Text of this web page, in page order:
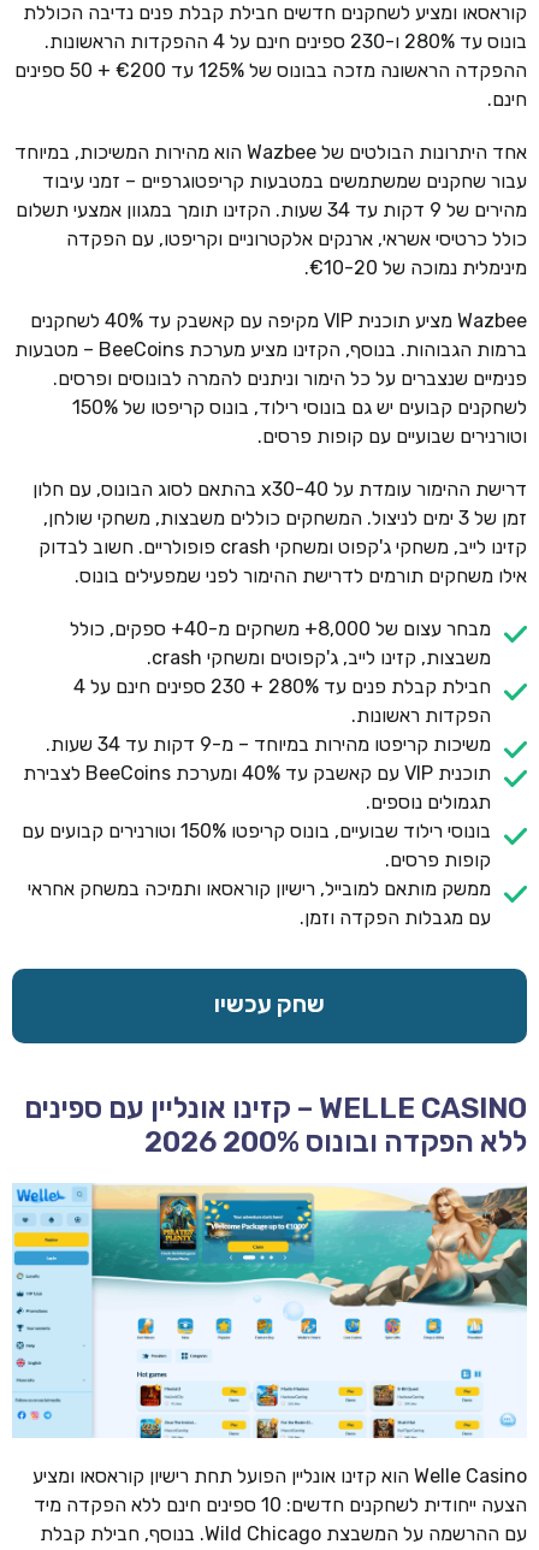
קוראסאו ומציע לשחקנים חדשים חבילת קבלת פנים נדיבה הכוללת
בונוס עד 280% ו-230 ספינים חינם על 4 ההפקדות הראשונות.
ההפקדה הראשונה מזכה בבונוס של 125% עד €200 + 50 ספינים
חינם.
אחד היתרונות הבולטים של Wazbee הוא מהירות המשיכות, במיוחד
עבור שחקנים שמשתמשים במטבעות קריפטוגרפיים – זמני עיבוד
מהירים של 9 דקות עד 34 שעות. הקזינו תומך במגוון אמצעי תשלום
כולל כרטיסי אשראי, ארנקים אלקטרוניים וקריפטו, עם הפקדה
מינימלית נמוכה של €10-20.
Wazbee מציע תוכנית VIP מקיפה עם קאשבק עד 40% לשחקנים
ברמות הגבוהות. בנוסף, הקזינו מציע מערכת BeeCoins – מטבעות
פנימיים שנצברים על כל הימור וניתנים להמרה לבונוסים ופרסים.
לשחקנים קבועים יש גם בונוסי רילוד, בונוס קריפטו של 150%
וטורנירים שבועיים עם קופות פרסים.
דרישת ההימור עומדת על x30-40 בהתאם לסוג הבונוס, עם חלון
זמן של 3 ימים לניצול. המשחקים כוללים משבצות, משחקי שולחן,
קזינו לייב, משחקי ג'קפוט ומשחקי crash פופולריים. חשוב לבדוק
אילו משחקים תורמים לדרישת ההימור לפני שמפעילים בונוס.
מבחר עצום של 8,000+ משחקים מ-40+ ספקים, כולל
משבצות, קזינו לייב, ג'קפוטים ומשחקי crash.
חבילת קבלת פנים עד 280% + 230 ספינים חינם על 4
הפקדות ראשונות.
משיכות קריפטו מהירות במיוחד – מ-9 דקות עד 34 שעות.
תוכנית VIP עם קאשבק עד 40% ומערכת BeeCoins לצבירת
תגמולים נוספים.
בונוסי רילוד שבועיים, בונוס קריפטו 150% וטורנירים קבועים עם
קופות פרסים.
ממשק מותאם למובייל, רישיון קוראסאו ותמיכה במשחק אחראי
עם מגבלות הפקדה וזמן.
שחק עכשיו
WELLE CASINO – קזינו אונליין עם ספינים
ללא הפקדה ובונוס 200% 2026
Welle Casino הוא קזינו אונליין הפועל תחת רישיון קוראסאו ומציע
הצעה ייחודית לשחקנים חדשים: 10 ספינים חינם ללא הפקדה מיד
עם ההרשמה על המשבצת Wild Chicago. בנוסף, חבילת קבלת